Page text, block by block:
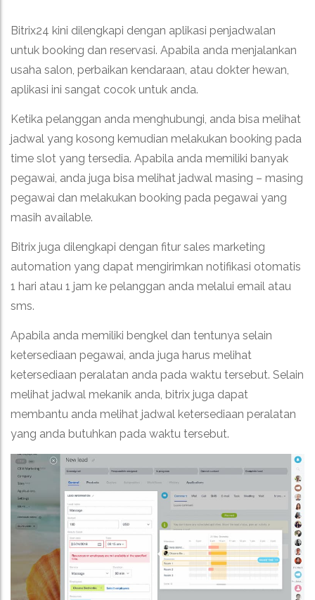
Bitrix24 kini dilengkapi dengan aplikasi penjadwalan
untuk booking dan reservasi. Apabila anda menjalankan
usaha salon, perbaikan kendaraan, atau dokter hewan,
aplikasi ini sangat cocok untuk anda.
Ketika pelanggan anda menghubungi, anda bisa melihat
jadwal yang kosong kemudian melakukan booking pada
time slot yang tersedia. Apabila anda memiliki banyak
pegawai, anda juga bisa melihat jadwal masing – masing
pegawai dan melakukan booking pada pegawai yang
masih available.
Bitrix juga dilengkapi dengan fitur sales marketing
automation yang dapat mengirimkan notifikasi otomatis
1 hari atau 1 jam ke pelanggan anda melalui email atau
sms.
Apabila anda memiliki bengkel dan tentunya selain
ketersediaan pegawai, anda juga harus melihat
ketersediaan peralatan anda pada waktu tersebut. Selain
melihat jadwal mekanik anda, bitrix juga dapat
membantu anda melihat jadwal ketersediaan peralatan
yang anda butuhkan pada waktu tersebut.